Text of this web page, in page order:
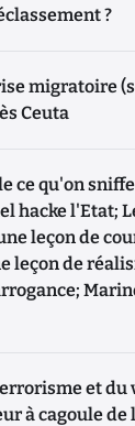
?
migratoire
Ceuta
ce qu'on
hacke l'Etat;
leçon de
leçon de
et du
à cagoule de